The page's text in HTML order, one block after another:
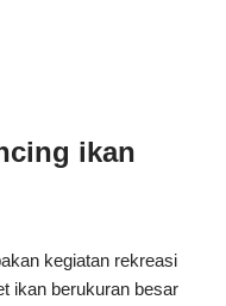
ikan
kegiatan rekreasi
ikan berukuran besar